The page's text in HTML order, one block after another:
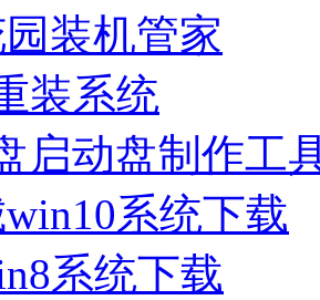
装机管家
装系统
启动盘制作工
系统下载
系统下载